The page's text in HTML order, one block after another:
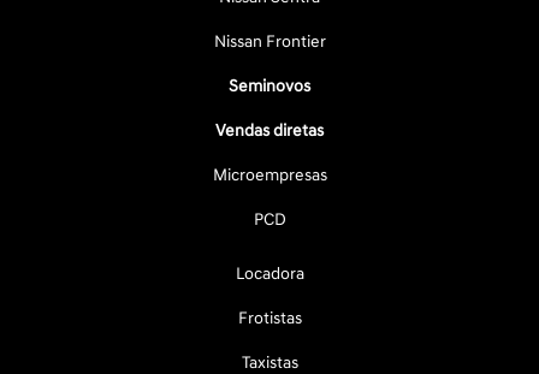
Nissan Frontier
Seminovos
Vendas diretas
Microempresas
PCD
Locadora
Frotistas
Taxistas